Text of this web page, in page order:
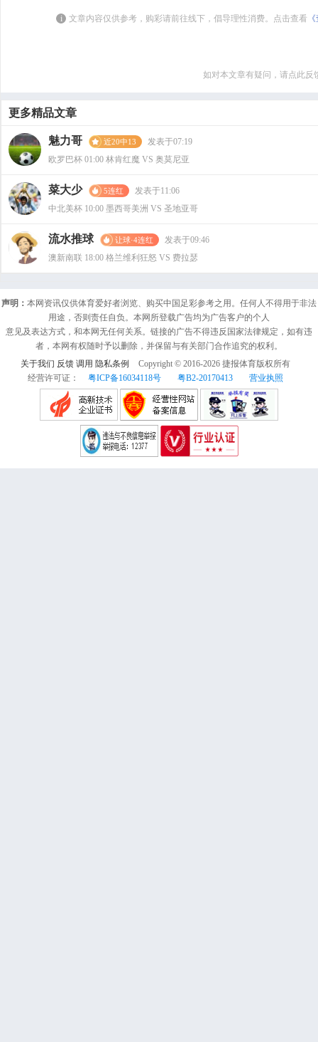
i 文章内容仅供参考，购彩请前往线下，倡导理性消费。点击查看
如对本文章有疑问，请点此反
更多精品文章
魅力哥 近20中13
发表于07:19
欧罗巴杯 01:00 林肯红魔 VS 奥莫尼亚
菜大少 5连红
发表于11:06
中北美杯 10:00 墨西哥美洲 VS 圣地亚哥
流水推球 让球·4连红
发表于09:46
澳新南联 18:00 格兰维利狂怒 VS 费拉瑟
声明： 本网资讯仅供体育爱好者浏览、购买中国足彩参考之用。任何人不得用于非法
用途，否则责任自负。本网所登载广告均为广告客户的个人
意见及表达方式，和本网无任何关系。链接的广告不得违反国家法律规定，如有违
者，本网有权随时予以删除，并保留与有关部门合作追究的权利。
关于我们 反馈 调用 隐私条例 Copyright © 2016-2026 捷报体育版权所有
经营许可证：
粤ICP备16034118号 粤B2-20170413 营业执照